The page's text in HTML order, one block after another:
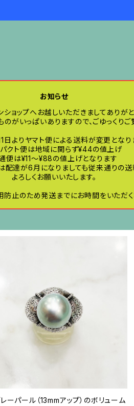
お知らせ
ショップへお越しいただきましてありがと
がいっぱいありますので、ごゆっくりご
よりヤマト便による送料が変更となり
クト便は地域に関らず¥44の値上げ
便は¥11〜¥88の値上げとなります
配達が6月になりましても従来通りの送
よろしくお願いいたします。
止のため発送までにお時間をいただ
ーパール（13mmアップ）のボリューム